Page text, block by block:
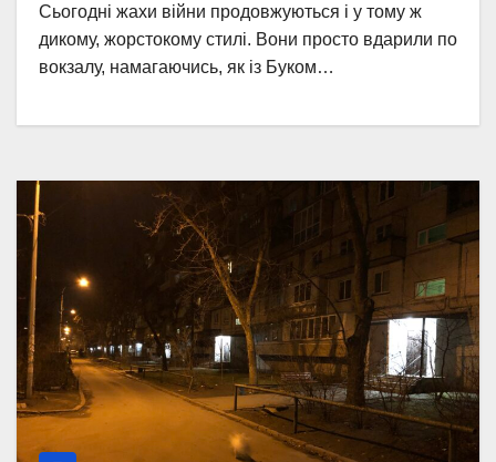
Сьогодні жахи війни продовжуються і у тому ж
дикому, жорстокому стилі. Вони просто вдарили по
вокзалу, намагаючись, як із Буком…